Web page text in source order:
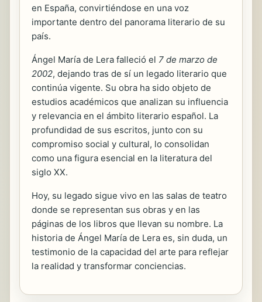
en España, convirtiéndose en una voz
importante dentro del panorama literario de su
país.
Ángel María de Lera falleció el 7 de marzo de
2002, dejando tras de sí un legado literario que
continúa vigente. Su obra ha sido objeto de
estudios académicos que analizan su influencia
y relevancia en el ámbito literario español. La
profundidad de sus escritos, junto con su
compromiso social y cultural, lo consolidan
como una figura esencial en la literatura del
siglo XX.
Hoy, su legado sigue vivo en las salas de teatro
donde se representan sus obras y en las
páginas de los libros que llevan su nombre. La
historia de Ángel María de Lera es, sin duda, un
testimonio de la capacidad del arte para reflejar
la realidad y transformar conciencias.